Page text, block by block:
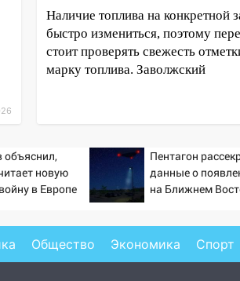
Наличие топлива на конкретной
быстро измениться, поэтому
стоит проверять свежесть
марку топлива. Заволжский
объяснил,
новую
в Европе
Пентагон
данные о
на Ближнем
Общество Экономика Спорт